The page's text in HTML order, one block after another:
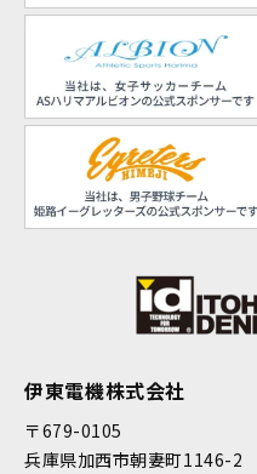
伊東電機株式会社
〒679-0105
兵庫県加西市朝妻町1146-2